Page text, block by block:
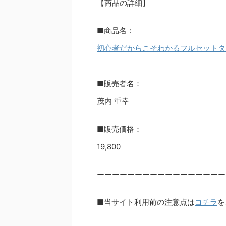
【商品の詳細】
■商品名：
初心者だからこそわかるフルセット
■販売者名：
茂内 重幸
■販売価格：
19,800
ーーーーーーーーーーーーーーーー
■当サイト利用前の注意点はコチラ